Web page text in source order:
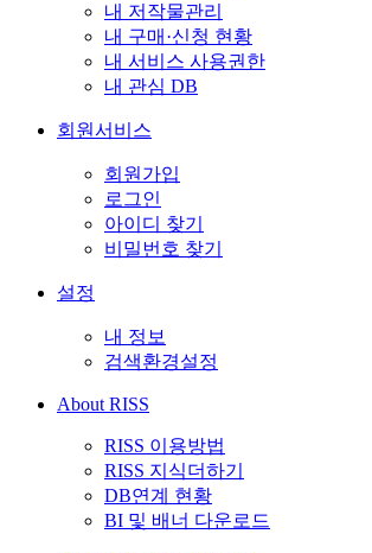
내 저작물관리
내 구매·신청 현황
내 서비스 사용권한
내 관심 DB
회원서비스
회원가입
로그인
아이디 찾기
비밀번호 찾기
설정
내 정보
검색환경설정
About RISS
RISS 이용방법
RISS 지식더하기
DB연계 현황
BI 및 배너 다운로드